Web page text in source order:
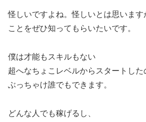
怪しいですよね。怪しいとは思います
ことをぜひ知ってもらいたいです。
僕は才能もスキルもない
超へなちょこレベルからスタートした
ぶっちゃけ誰でもできます。
どんな人でも稼げるし、